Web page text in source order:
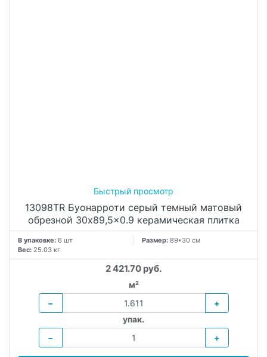
13098TR Буонарроти серый темный матовый
обрезной 30x89,5x0.9 керамическая плитка
В упаковке:6 шт Размер:89*30 см
Вес:25.03 кг
2 421.70 руб.
м²
−
+
упак.
−
+